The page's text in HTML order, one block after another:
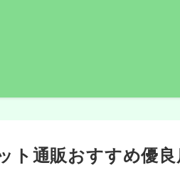
ト通販おすすめ優